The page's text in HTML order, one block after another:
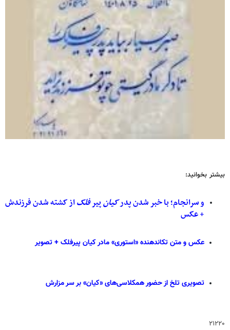
بیشتر بخوانید:
و سرانجام؛ با خبر شدن پدرکیانپیرفلکاز کشته شدن فرزندش
+ عکس ‌
عکس و متن تکاندهنده «استوری» مادر کیان پیرفلک + تصویر
تصویری تلخ از حضور همکلاسی‌های «کیان» بر سر مزارش
۲۱۲۲۰